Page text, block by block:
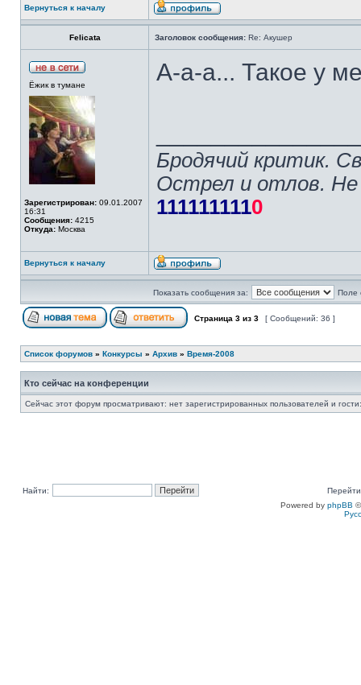
Вернуться к началу
Felicata Заголовок сообщения: Re: Акушер
Ёжик в тумане
Зарегистрирован: 09.01.2007
16:31
Сообщения: 4215
Откуда: Москва
А-а-а... Такое у
Бродячий критик.
Острел и отлов. Не
1111111110
Вернуться к началу
Показать сообщения за: Поле
Страница 3 из 3 [ Сообщений: 36 ]
Список форумов » Конкурсы » Архив » Время-2008
Кто сейчас на конференции
Сейчас этот форум просматривают: нет зарегистрированных пользователей и
Найти:
Powered by phpBB